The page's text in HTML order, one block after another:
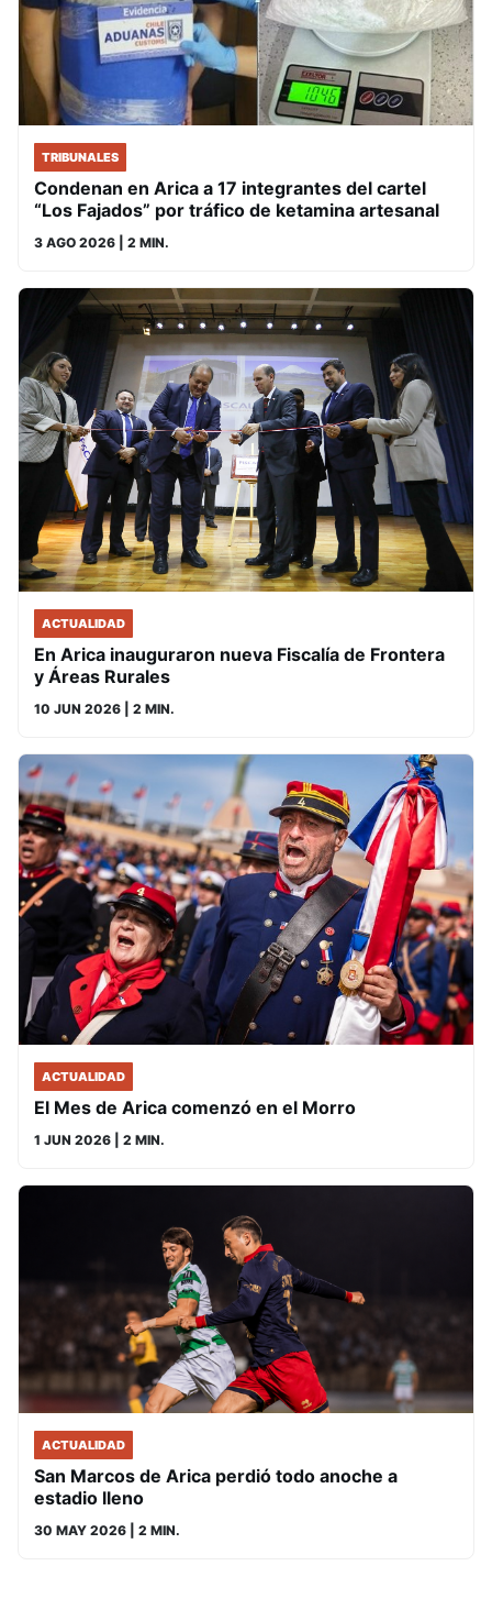
TRIBUNALES
Condenan en Arica a 17 integrantes del cartel
“Los Fajados” por tráfico de ketamina artesanal
3 AGO 2026 | 2 MIN.
ACTUALIDAD
En Arica inauguraron nueva Fiscalía de Frontera
y Áreas Rurales
10 JUN 2026 | 2 MIN.
ACTUALIDAD
El Mes de Arica comenzó en el Morro
1 JUN 2026 | 2 MIN.
ACTUALIDAD
San Marcos de Arica perdió todo anoche a
estadio lleno
30 MAY 2026 | 2 MIN.